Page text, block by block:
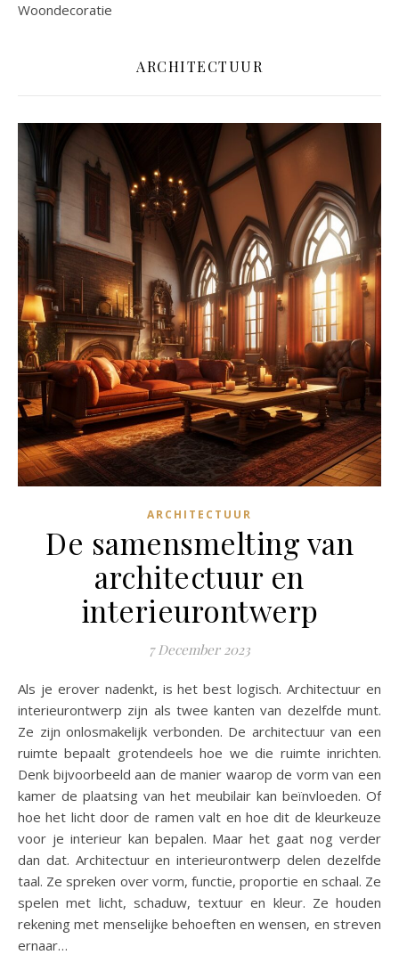
Woondecoratie
ARCHITECTUUR
ARCHITECTUUR
De samensmelting van
architectuur en
interieurontwerp
7 December 2023
Als je erover nadenkt, is het best logisch. Architectuur en
interieurontwerp zijn als twee kanten van dezelfde munt.
Ze zijn onlosmakelijk verbonden. De architectuur van een
ruimte bepaalt grotendeels hoe we die ruimte inrichten.
Denk bijvoorbeeld aan de manier waarop de vorm van een
kamer de plaatsing van het meubilair kan beïnvloeden. Of
hoe het licht door de ramen valt en hoe dit de kleurkeuze
voor je interieur kan bepalen. Maar het gaat nog verder
dan dat. Architectuur en interieurontwerp delen dezelfde
taal. Ze spreken over vorm, functie, proportie en schaal. Ze
spelen met licht, schaduw, textuur en kleur. Ze houden
rekening met menselijke behoeften en wensen, en streven
ernaar…